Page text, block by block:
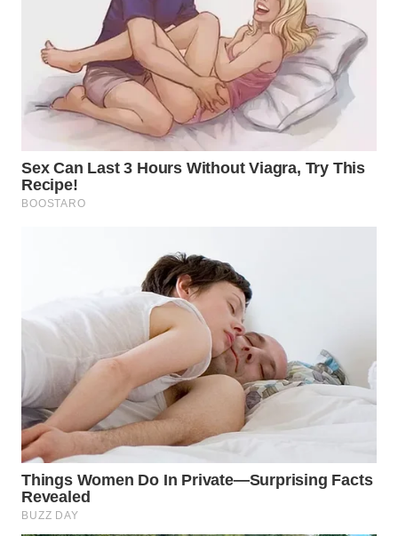
WN
CIREBON
INDRAMAYU
WN
WN
WN
SUKABUMI
WN
PURWAKARTA